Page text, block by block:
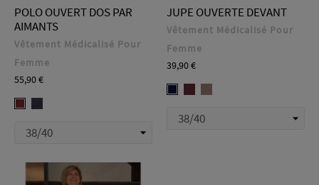
POLO OUVERT DOS PAR
AIMANTS
Vêtement Médicalisé Pour
Femme
Prix
55,90 €
NOEMIE
Cassis
NOEMIE
Marine
JUPE OUVERTE DEVANT
Vêtement Médicalisé Pour
Femme
Prix
39,90 €
ODILE
Marine
ODILE
Prune
ODILE